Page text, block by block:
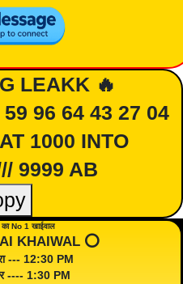
LEAKK 🔥
96 64 43 27 04
1000 INTO
9999 AB
No 1 खाईवाल
KHAIWAL ⭕️
--- 12:30 PM
---- 1:30 PM